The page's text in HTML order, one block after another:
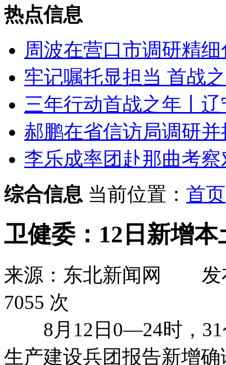
热点信息
周波在营口市调研精
牢记嘱托显担当 首战
三年行动首战之年丨
郝鹏在省信访局调研
李乐成率团赴那曲考
综合信息 当前位置： 首页
卫健委：12日新增
来源：东北新闻网
7055 次
8月12日0—24时，31
生产建设兵团报告新增